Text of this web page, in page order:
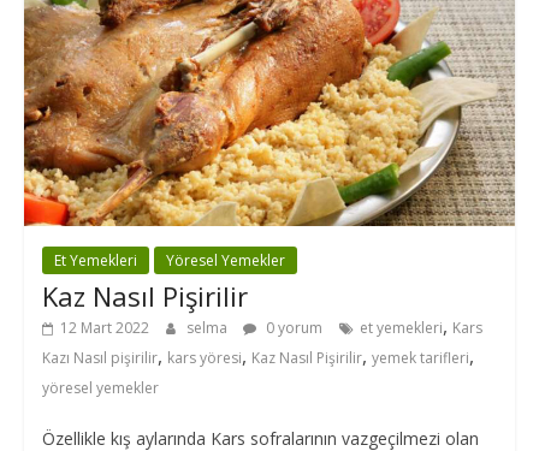
Et Yemekleri Yöresel Yemekler
Kaz Nasıl Pişirilir
12 Mart 2022 selma 0 yorum et yemekleri, Kars
Kazı Nasıl pişirilir, kars yöresi, Kaz Nasıl Pişirilir, yemek tarifleri,
yöresel yemekler
Özellikle kış aylarında Kars sofralarının vazgeçilmezi olan